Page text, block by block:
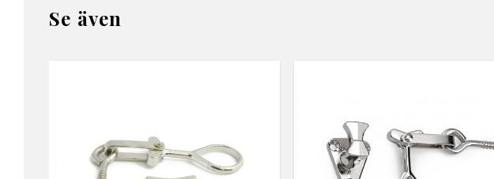
Se även